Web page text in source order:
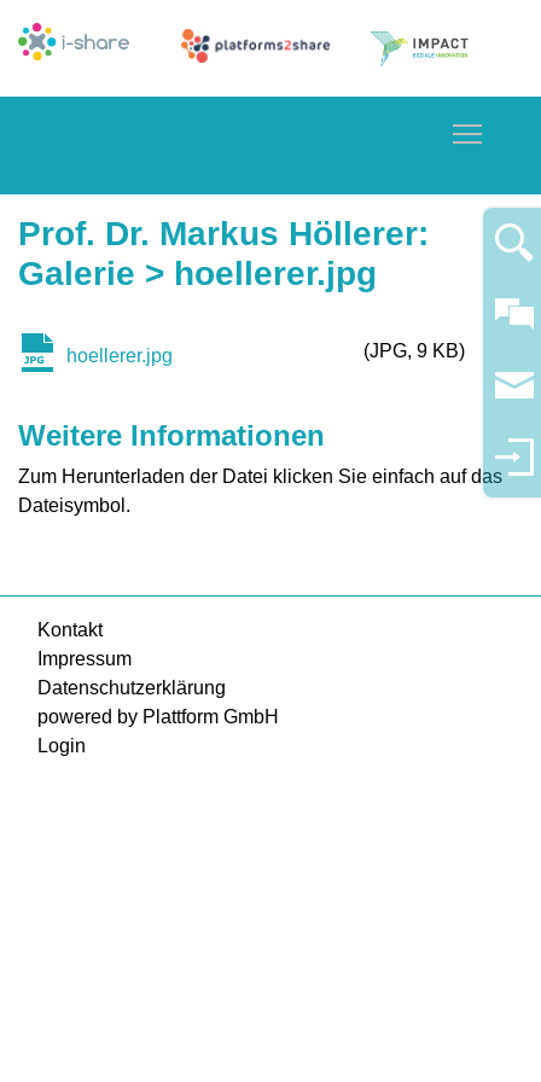
Prof. Dr. Markus Höllerer:
Galerie > hoellerer.jpg
hoellerer.jpg JPG 9 KB
Weitere Informationen
Zum Herunterladen der Datei klicken Sie einfach auf das
Dateisymbol.
Kontakt
Impressum
Datenschutzerklärung
powered by Plattform GmbH
Login